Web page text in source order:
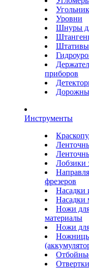
Уровни
Шнуры
Штативы
приборов
Инструменты
Лобзики
фрезеров
Насадки
Насадки
Ножи
материалы
Ножи
Ножницы